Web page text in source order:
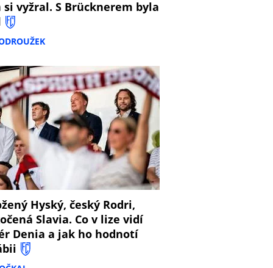
si vyžral. S Brücknerem byla
Hyský, český Rodri,
Slavia. Co v lize vidí
Denia a jak ho hodnotí
8